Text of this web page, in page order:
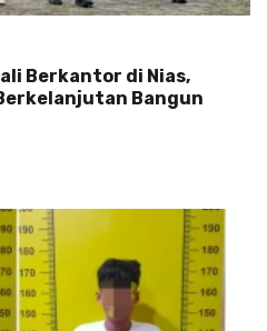
Berkantor di Nias,
Bangun